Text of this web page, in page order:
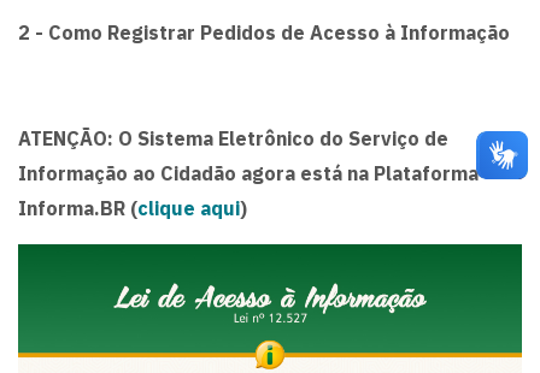
2 - Como Registrar Pedidos de Acesso à Informação
ATENÇÃO: O Sistema Eletrônico do Serviço de
Informação ao Cidadão agora está na Plataforma
Informa.BR (clique aqui)